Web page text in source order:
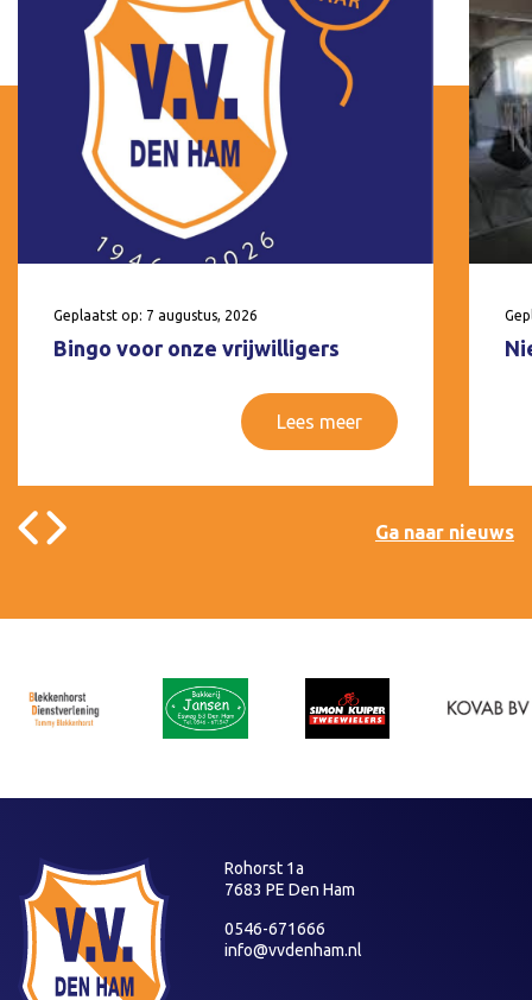
Geplaatst op: 7 augustus, 2026
Bingo voor onze vrijwilligers
Lees meer
Ga naar nieuws
Rohorst 1a
7683 PE Den Ham
0546-671666
info@vvdenham.nl